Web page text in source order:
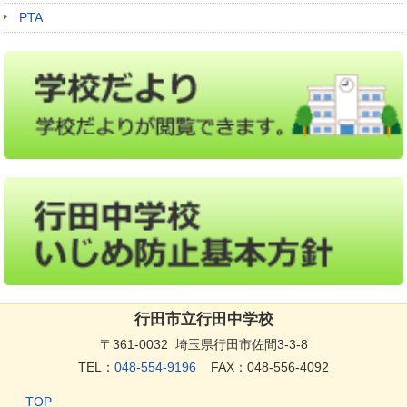
PTA
行田市立行田中学校
〒361-0032 埼玉県行田市佐間3-3-8
TEL： 048-554-9196 FAX：048-556-4092
TOP